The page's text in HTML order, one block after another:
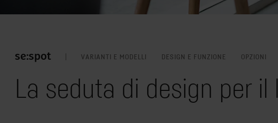
se:spot VARIANTI E MODELLI DESIGN E FUNZIONE OPZIONI
La seduta di design per il